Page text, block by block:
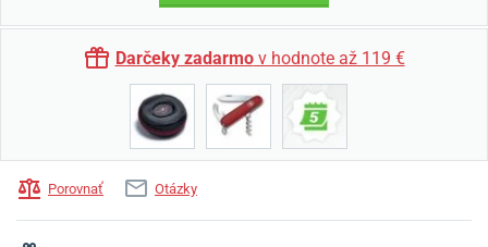
Darčeky zadarmov hodnote až 119 €
Porovnať Otázky